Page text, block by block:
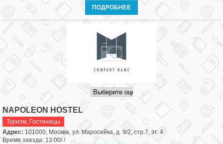
ПОДРОБНЕЕ
NAPOLEON HOSTEL
Туризм, Гостиницы
Адрес:101000, Москва, ул. Маросейка, д. 9/2, стр.7, эт. 4
Время заезда: 13:00/ /